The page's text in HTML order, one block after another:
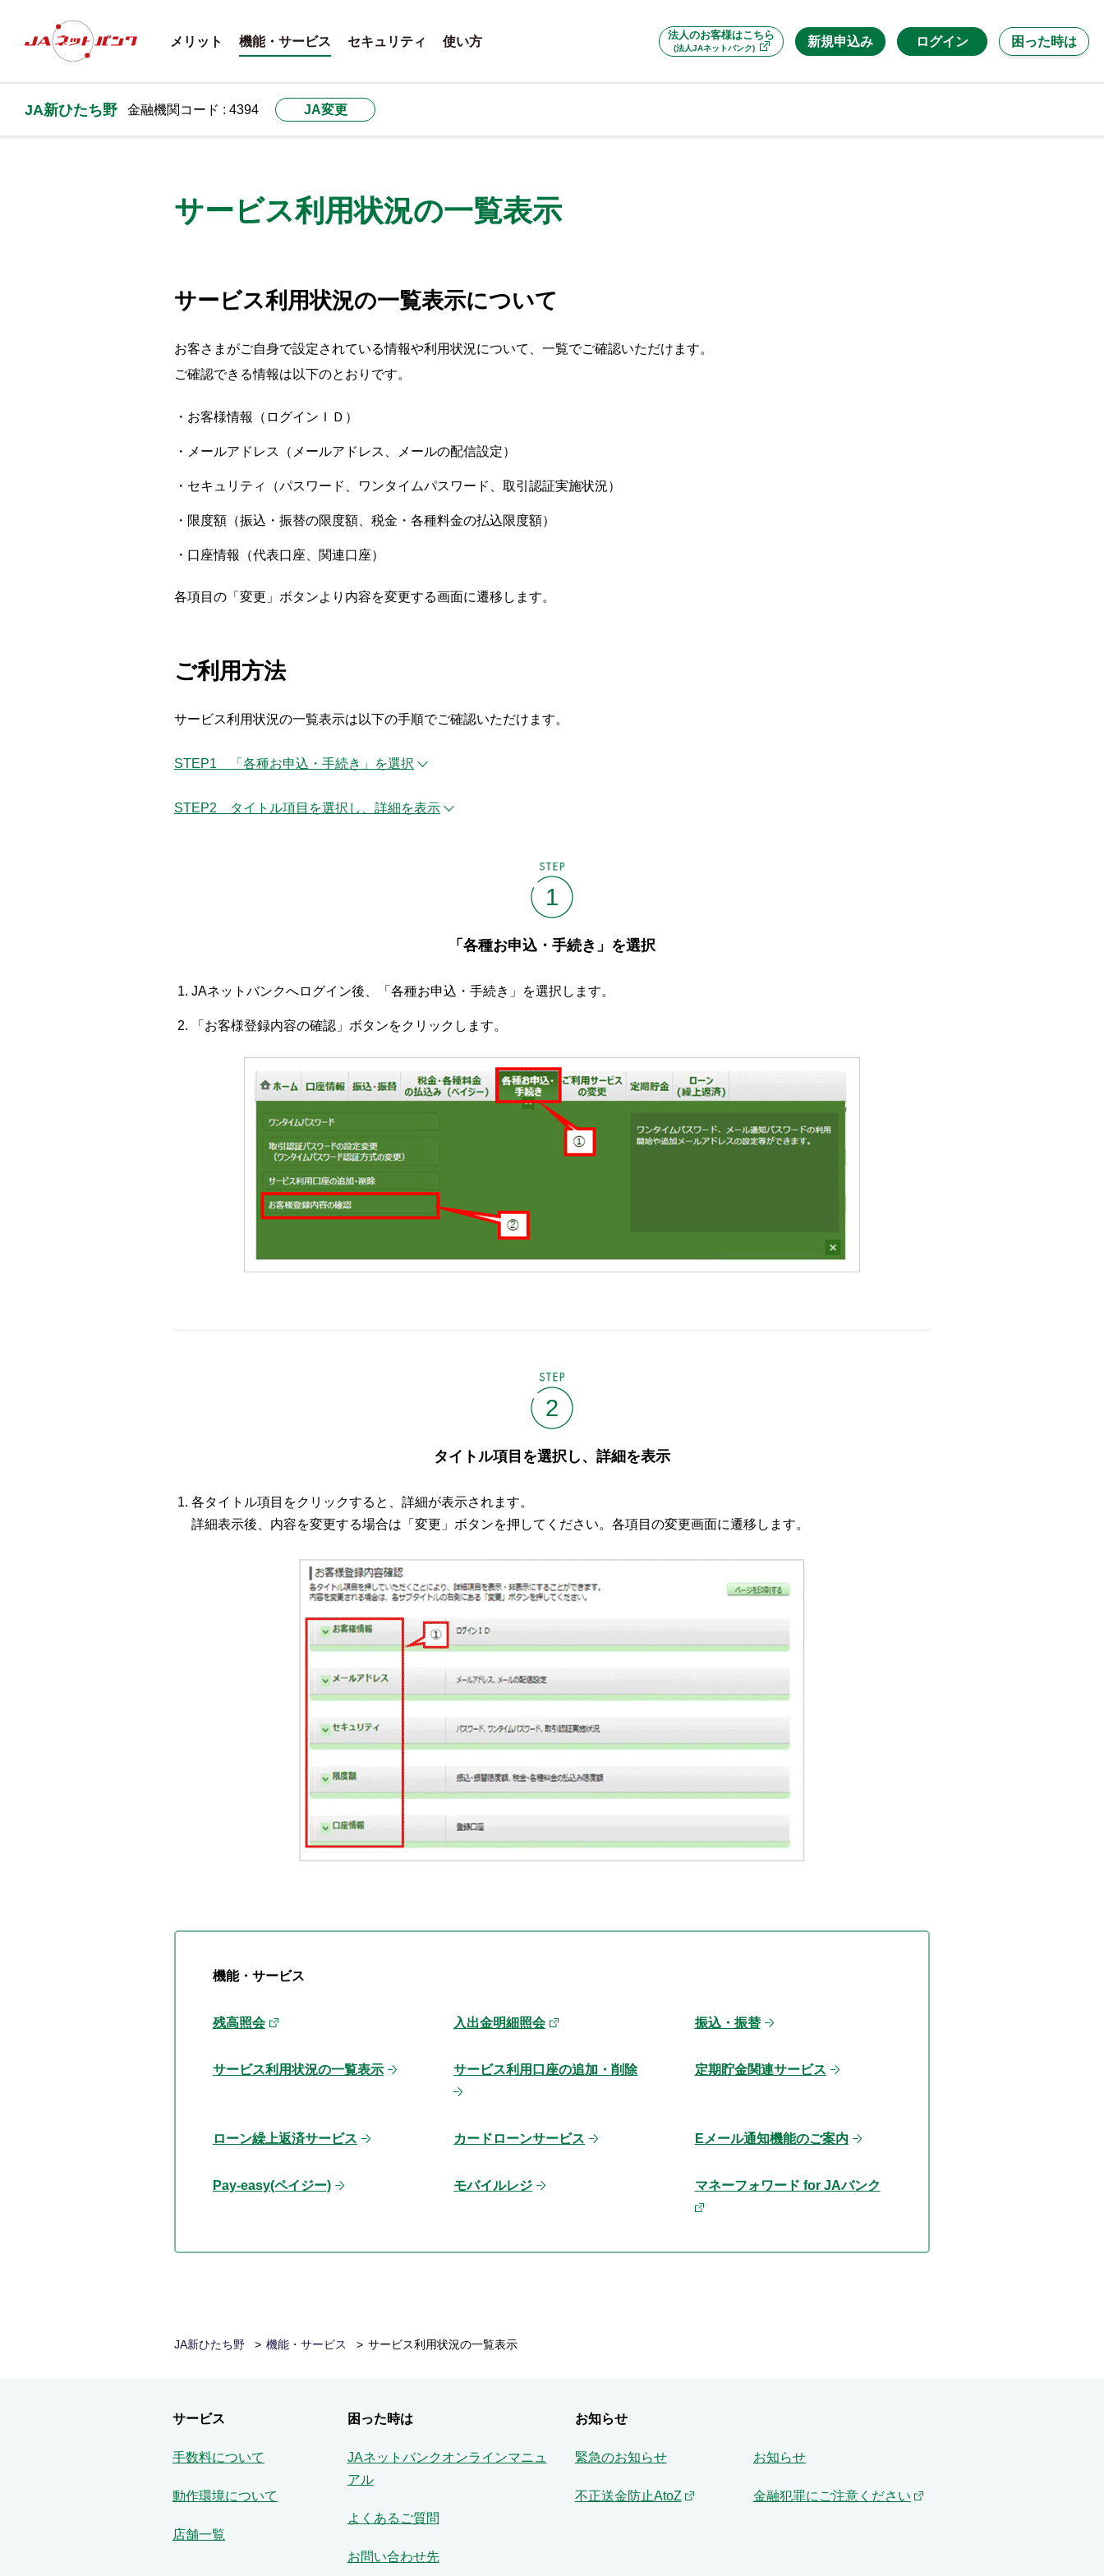
法人のお客様はこちら
(法人JAネットバンク) 新規申込み
メリット 機能・サービス セキュリティ 使い方 ログイン 困った時は
JA新ひたち野 金融機関コード : 4394 JA変更
サービス利用状況の一覧表示
サービス利用状況の一覧表示について
お客さまがご自身で設定されている情報や利用状況について、一覧でご確認いただけます。
ご確認できる情報は以下のとおりです。
お客様情報（ログインＩＤ）
メールアドレス（メールアドレス、メールの配信設定）
セキュリティ（パスワード、ワンタイムパスワード、取引認証実施状況）
限度額（振込・振替の限度額、税金・各種料金の払込限度額）
口座情報（代表口座、関連口座）
各項目の「変更」ボタンより内容を変更する画面に遷移します。
ご利用方法
サービス利用状況の一覧表示は以下の手順でご確認いただけます。
STEP1 「各種お申込・手続き」を選択
STEP2 タイトル項目を選択し、詳細を表示
1
「各種お申込・手続き」を選択
JAネットバンクへログイン後、「各種お申込・手続き」を選択します。
「お客様登録内容の確認」ボタンをクリックします。
2
タイトル項目を選択し、詳細を表示
各タイトル項目をクリックすると、詳細が表示されます。
詳細表示後、内容を変更する場合は「変更」ボタンを押してください。各項目の変更画面に遷移します。
機能・サービス
残高照会 入出金明細照会 振込・振替
サービス利用状況の一覧表示 サービス利用口座の追加・削除 定期貯金関連サービス
ローン繰上返済サービス カードローンサービス Eメール通知機能のご案内
Pay-easy(ペイジー) モバイルレジ マネーフォワード for JAバンク
JA新ひたち野 機能・サービス サービス利用状況の一覧表示
サービス
手数料について
動作環境について
店舗一覧
困った時は
JAネットバンクオンラインマニュ
アル
よくあるご質問
お問い合わせ先
お知らせ
緊急のお知らせ お知らせ
不正送金防止AtoZ 金融犯罪にご注意ください